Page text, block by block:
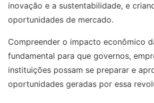
inovação e a sustentabilidade, e
oportunidades de mercado.
Compreender o impacto econômico
fundamental para que governos,
instituições possam se preparar e
oportunidades geradas por essa